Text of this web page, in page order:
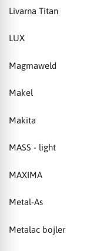
Livarna Titan
LUX
Magmaweld
Makel
Makita
MASS - light
MAXIMA
Metal-As
Metalac bojler